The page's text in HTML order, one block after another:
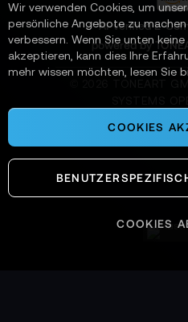
📌 AI-verified E-
powered by
TONEART
Wir verwenden Cookies, um
persönliche Angebote zu
verbessern. Wenn Sie unten
akzeptieren, kann dies Ihre
mehr wissen möchten, lesen Sie
COOKIES
COOKIES